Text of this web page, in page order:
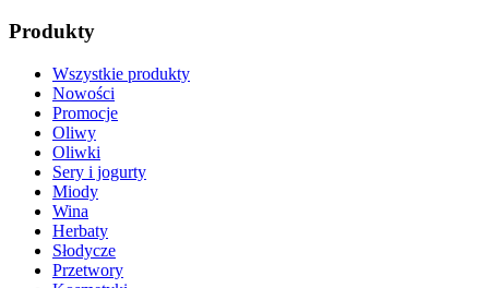
Produkty
Wszystkie produkty
Nowości
Promocje
Oliwy
Oliwki
Sery i jogurty
Miody
Wina
Herbaty
Słodycze
Przetwory